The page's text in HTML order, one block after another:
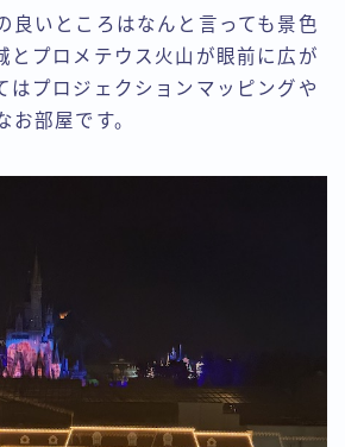
良いところはなんと言っても景色
とプロメテウス火山が眼前に広が
はプロジェクションマッピングや
お部屋です。